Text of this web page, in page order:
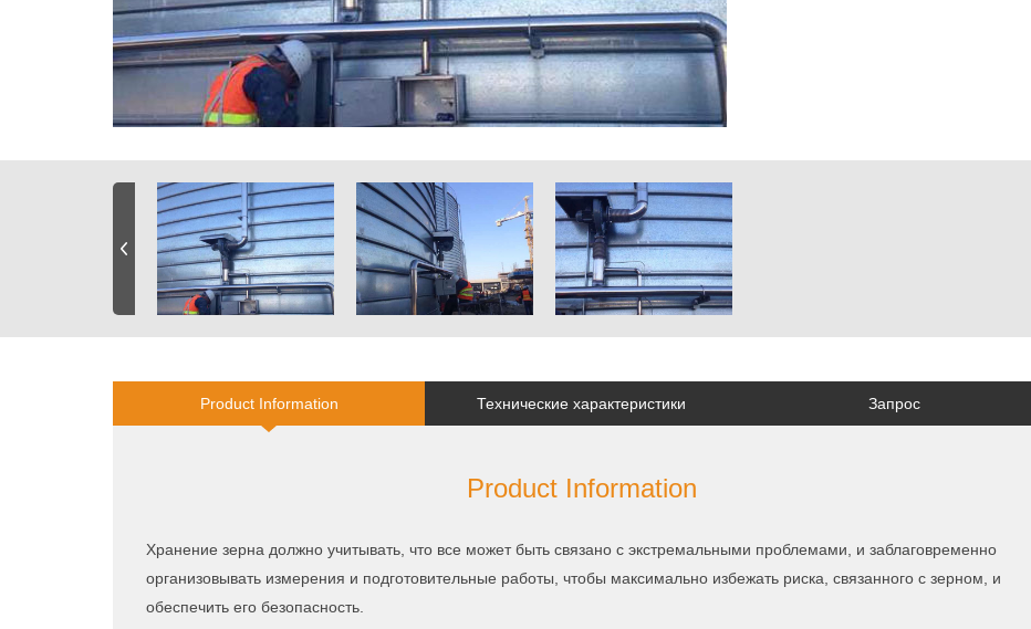
Product Information Технические характеристики Запрос
Product Information
Хранение зерна должно учитывать, что все может быть связано с экстремальными проблемами, и заблаговременно
организовывать измерения и подготовительные работы, чтобы максимально избежать риска, связанного с зерном, и
обеспечить его безопасность.